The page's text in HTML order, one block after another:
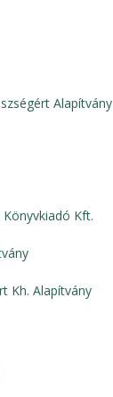
Alapítvány
Kft.
Kh. Alapítvány